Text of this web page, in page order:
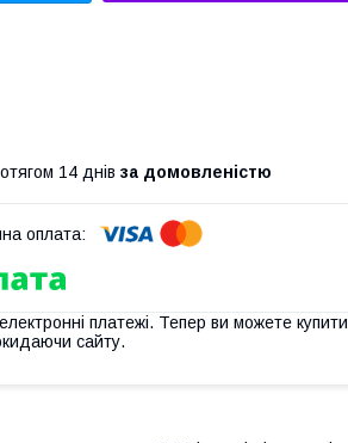
14 днів за домовленістю
платежі. Тепер ви можете купити
сайту.